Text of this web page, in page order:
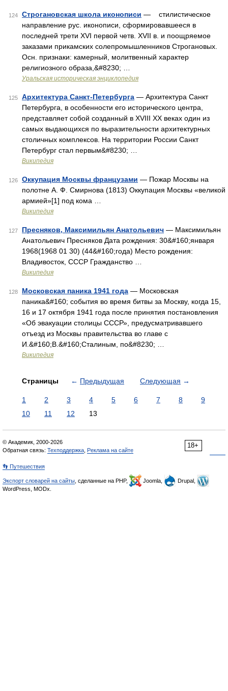
124 Строгановская школа иконописи — стилистическое
направление рус. иконописи, сформировавшееся в
последней трети XVI первой четв. XVII в. и поощряемое
заказами прикамских солепромышленников Строгановых.
Осн. признаки: камерный, молитвенный характер
религиозного образа,&#8230; …
Уральская историческая энциклопедия
125 Архитектура Санкт-Петербурга — Архитектура Санкт
Петербурга, в особенности его исторического центра,
представляет собой созданный в XVIII XX веках один из
самых выдающихся по выразительности архитектурных
столичных комплексов. На территории России Санкт
Петербург стал первым&#8230; …
Википедия
126 Оккупация Москвы французами — Пожар Москвы на
полотне А. Ф. Смирнова (1813) Оккупация Москвы «великой
армией»[1] под кома …
Википедия
127 Пресняков, Максимильян Анатольевич — Максимильян
Анатольевич Пресняков Дата рождения: 30&#160;января
1968(1968 01 30) (44&#160;года) Место рождения:
Владивосток, СССР Гражданство …
Википедия
128 Московская паника 1941 года — Московская
паника&#160; события во время битвы за Москву, когда 15,
16 и 17 октября 1941 года после принятия постановления
«Об эвакуации столицы СССР», предусматривавшего
отъезд из Москвы правительства во главе с
И.&#160;В.&#160;Сталиным, по&#8230; …
Википедия
Страницы ← Предыдущая Следующая →
1 2 3 4 5 6 7 8
9
10
11 12 13
18+
© Академик, 2000-2026
Обратная связь: Техподдержка Реклама на сайте
👣 Путешествия
Экспорт словарей на сайты , сделанные на PHP, Joomla,
Drupal,
WordPress, MODx.